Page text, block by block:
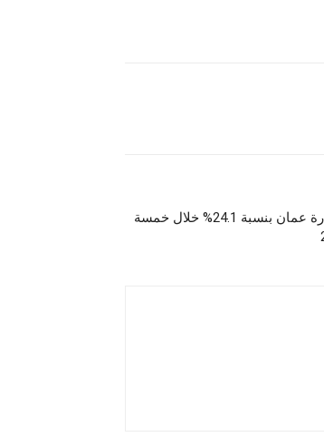
ارتفاع صادرات تجارة عمان بنسبة 24.1% خلال خمسة